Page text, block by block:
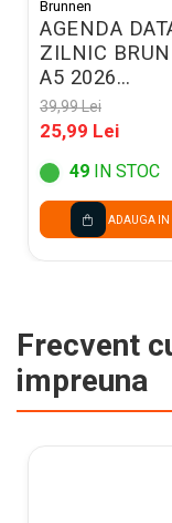
Brunnen
AGENDA
ZILNIC
A5 2026
BALACRON
NEGRU
39,99 Lei
25,99 Lei
49 IN STOC
ADAUGA IN
Frecvent
impreuna